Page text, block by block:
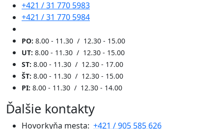
+421 / 31 770 5983
+421 / 31 770 5984
PO: 8.00 - 11.30 / 12.30 - 15.00
UT: 8.00 - 11.30 / 12.30 - 15.00
ST: 8.00 - 11.30 / 12.30 - 17.00
ŠT: 8.00 - 11.30 / 12.30 - 15.00
PI: 8.00 - 11.30 / 12.30 - 14.00
Ďalšie kontakty
Hovorkyňa mesta: +421 / 905 585 626